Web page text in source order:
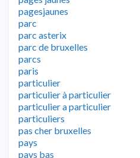
pagesjaunes
parc
parc asterix
parc de bruxelles
parcs
paris
particulier
particulier à particulier
particulier a particulier
particuliers
pas cher bruxelles
pays
pays bas